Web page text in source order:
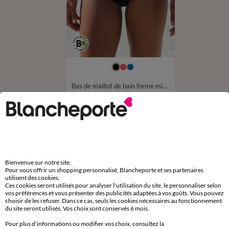
42 44
Bas de maillot de bain forme midi uni Solaro
Maillot de bain 2 pièces
Bienvenue sur notre site.
Pour vous offrir un shopping personnalisé, Blancheporte et ses partenaires
utilisent des cookies.
Ces cookies seront utilisés pour analyser l'utilisation du site, le personnaliser selon
vos préférences et vous présenter des publicités adaptées à vos goûts. Vous pouvez
choisir de les refuser. Dans ce cas, seuls les cookies nécessaires au fonctionnement
du site seront utilisés. Vos choix sont conservés 6 mois.
Pour plus d'informations ou modifier vos choix, consultez la